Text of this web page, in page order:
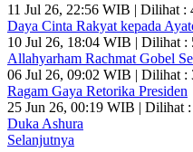
11 Jul 26, 22:56 WIB | Dilihat :
Daya Cinta Rakyat kepada
10 Jul 26, 18:04 WIB | Dilihat :
Allahyarham Rachmat Gobel
06 Jul 26, 09:02 WIB | Dilihat :
Ragam Gaya Retorika Presiden
25 Jun 26, 00:19 WIB | Dilihat :
Duka Ashura
Selanjutnya